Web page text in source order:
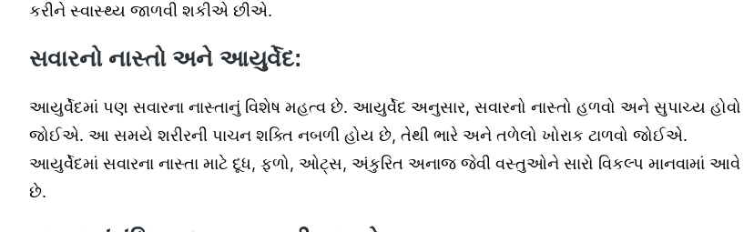
કરીને સ્વાસ્થ્ય જાળવી શકીએ છીએ.
સવારનો નાસ્તો અને આયુર્વેદ:
આયુર્વેદમાં પણ સવારના નાસ્તાનું વિશેષ મહત્વ છે. આયુર્વેદ અનુસાર, સવારનો નાસ્તો હળવો અને સુપાચ્ય હોવો
જોઈએ. આ સમયે શરીરની પાચન શક્તિ નબળી હોય છે, તેથી ભારે અને તળેલો ખોરાક ટાળવો જોઈએ.
આયુર્વેદમાં સવારના નાસ્તા માટે દૂધ, ફળો, ઓટ્સ, અંકુરિત અનાજ જેવી વસ્તુઓને સારો વિકલ્પ માનવામાં આવે
છે.